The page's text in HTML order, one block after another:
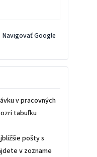
Navigovať Google
v pracovných
tabuľku
pošty s
v zozname